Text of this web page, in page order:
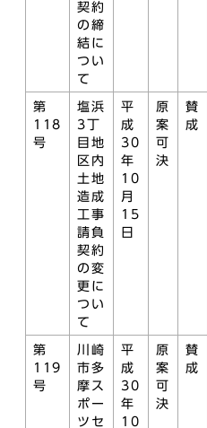
契約
の締
結に
つい
て
第
118
号
塩浜
3丁
目地
区内
土地
造成
工事
請負
契約
の変
更に
つい
て
平
成
30
年
10
月
15
日
原
案
可
決
賛
成
第
119
号
川崎
市多
摩ス
ポー
ツセ
平
成
30
年
10
原
案
可
決
賛
成